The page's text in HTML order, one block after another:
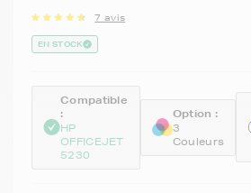
7 avis
EN STOCK
Compatible
:
HP
OFFICEJET
5230
Option :
3
Couleurs